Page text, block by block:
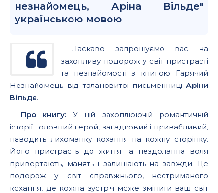
незнайомець, Аріна Вільде"
українською мовою
Ласкаво запрошуємо вас на
захопливу подорож у світ пристрасті
та незнайомості з книгою Гарячий
Незнайомець від талановитої письменниці Аріни
Вільде.
Про книгу: У цій захоплюючій романтичній
історії головний герой, загадковий і привабливий,
наводить лихоманку кохання на кожну сторінку.
Його пристрасть до життя та нездоланна воля
привертають, манять і залишають на завжди. Це
подорож у світ справжнього, нестриманого
кохання, де кожна зустріч може змінити ваш світ